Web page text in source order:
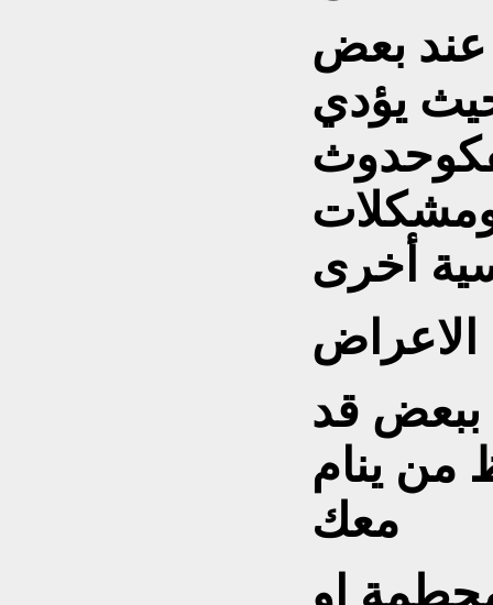
عند بعض
يؤدي
ومشكلات
أخرى
الاعراض
ببعض قد
من ينام
معك
او